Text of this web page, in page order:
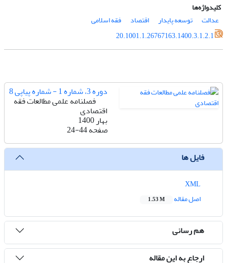
کلیدواژه‌ها
عدالت
توسعه پایدار اقتصاد
فقه اسلامی
20.1001.1.26767163.1400.3.1.2.1
دوره 3، شماره 1 - شماره پیاپی 8
فصلنامه علمی مطالعات فقه
اقتصادی
بهار 1400
صفحه24-44
فایل ها
اصل مقاله
1.53 M
هم رسانی
ارجاع به این مقاله